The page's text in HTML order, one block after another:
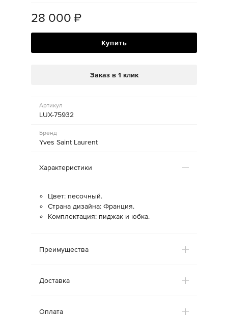
28 000 ₽
Купить
Заказ в 1 клик
Артикул
LUX-75932
Бренд
Yves Saint Laurent
Характеристики
Цвет: песочный.
Страна дизайна: Франция.
Комплектация: пиджак и юбка.
Преимущества
Доставка
Оплата